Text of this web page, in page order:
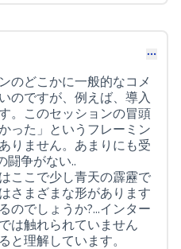
のどこかに一般的なコメ
のですが、例えば、導入
。このセッションの冒頭
った」というフレーミン
りません。あまりにも受
闘争がない..
ここで少し青天の霹靂で
さまざまな形があります
のでしょうか?...インター
は触れられていません
と理解しています。